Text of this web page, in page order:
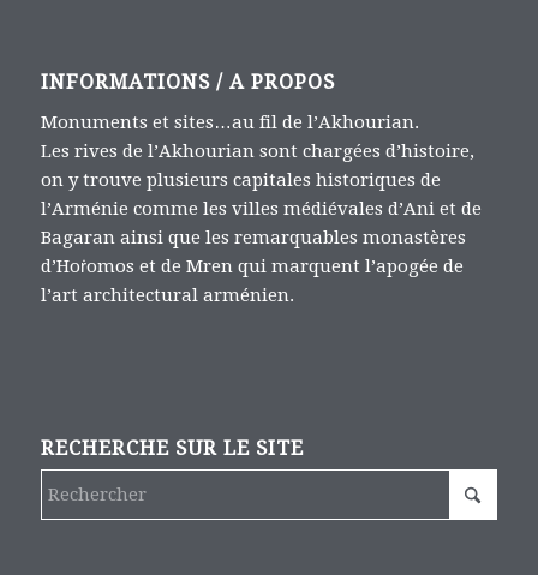
INFORMATIONS / A PROPOS
Monuments et sites…au fil de l’Akhourian.
Les rives de l’Akhourian sont chargées d’histoire,
on y trouve plusieurs capitales historiques de
l’Arménie comme les villes médiévales d’Ani et de
Bagaran ainsi que les remarquables monastères
d’Hoṙomos et de Mren qui marquent l’apogée de
l’art architectural arménien.
RECHERCHE SUR LE SITE